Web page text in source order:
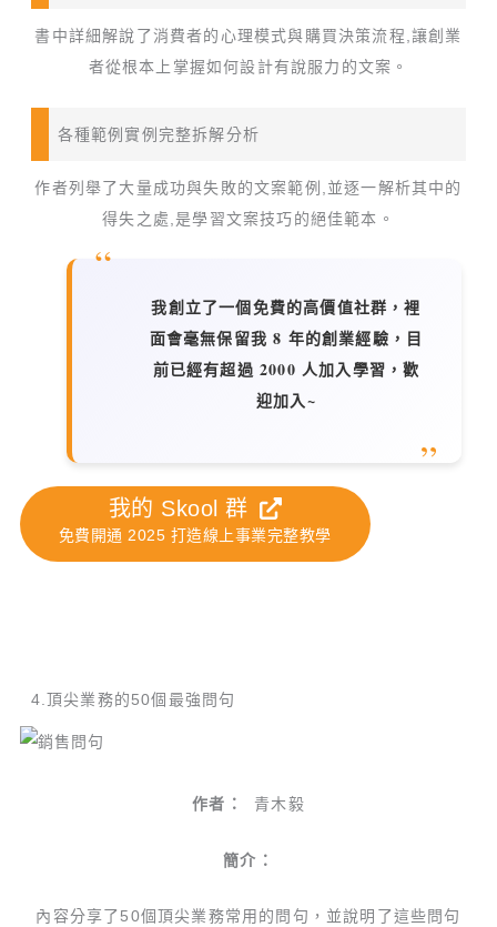
書中詳細解說了消費者的心理模式與購買決策流程,讓創業
者從根本上掌握如何設計有說服力的文案。
各種範例實例完整拆解分析
作者列舉了大量成功與失敗的文案範例,並逐一解析其中的
得失之處,是學習文案技巧的絕佳範本。
我創立了一個免費的高價值社群，裡
面會毫無保留我 8 年的創業經驗，目
前已經有超過 2000 人加入學習，歡
迎加入~
我的 Skool 群
免費開通 2025 打造線上事業完整教學
4.頂尖業務的50個最強問句
作者： 青木毅
簡介：
內容分享了50個頂尖業務常用的問句，並說明了這些問句